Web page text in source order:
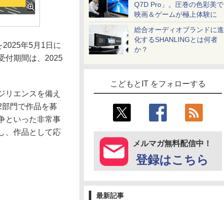
Q7D Pro」。圧巻の色彩美で
映画＆ゲームが極上体験に
総合オーディオブランドに進
化するSHANLINGとは何者
か？
こどもとIT をフォローする
メルマガ無料配信中！
登録はこちら
最新記事
2025年5月1日に
付期間は、2025
リエンスを備え
門で作品を募
といった非常事
、作品として応